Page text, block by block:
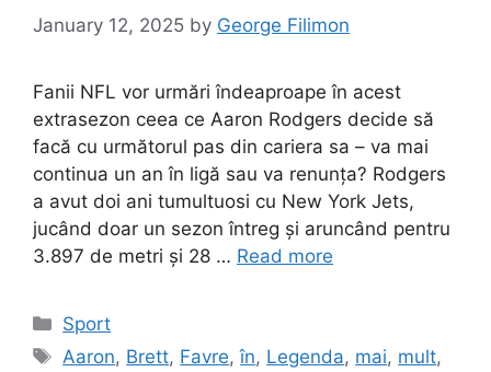
January 12, 2025 by George Filimon
Fanii NFL vor urmări îndeaproape în acest
extrasezon ceea ce Aaron Rodgers decide să
facă cu următorul pas din cariera sa – va mai
continua un an în ligă sau va renunța? Rodgers
a avut doi ani tumultuosi cu New York Jets,
jucând doar un sezon întreg și aruncând pentru
3.897 de metri și 28 … Read more
Categories
Sport
Tags
Aaron, Brett, Favre,în, Legenda, mai, mult,